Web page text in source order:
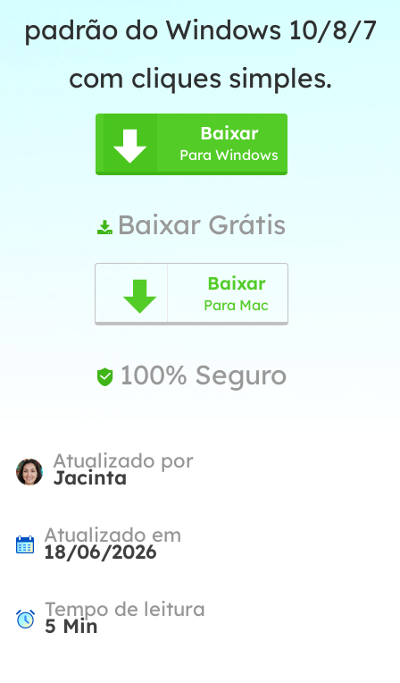
padrão do Windows 10/8/7
com cliques simples.
 Baixar
Para Windows
 Baixar Grátis
 Baixar
Para Mac
 100% Seguro
Atualizado por
Jacinta
Atualizado em
18/06/2026
Tempo de leitura
5 Min